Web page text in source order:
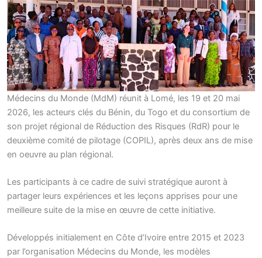
Médecins du Monde (MdM) réunit à Lomé, les 19 et 20 mai
2026, les acteurs clés du Bénin, du Togo et du consortium de
son projet régional de Réduction des Risques (RdR) pour le
deuxième comité de pilotage (COPIL), après deux ans de mise
en oeuvre au plan régional.
Les participants à ce cadre de suivi stratégique auront à
partager leurs expériences et les leçons apprises pour une
meilleure suite de la mise en œuvre de cette initiative.
Développés initialement en Côte d’Ivoire entre 2015 et 2023
par l’organisation Médecins du Monde, les modèles